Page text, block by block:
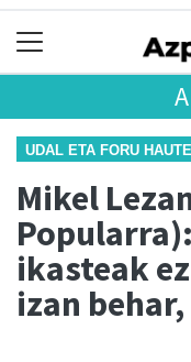
UDAL ETA FORU
Mikel
ikasteak
izan